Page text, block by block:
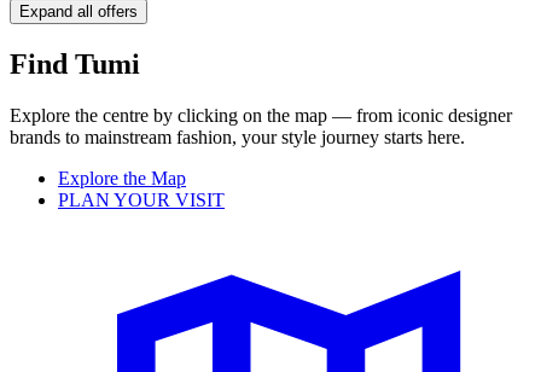
Expand all offers
Find Tumi
Explore the centre by clicking on the map — from iconic designer
brands to mainstream fashion, your style journey starts here.
Explore the Map
PLAN YOUR VISIT